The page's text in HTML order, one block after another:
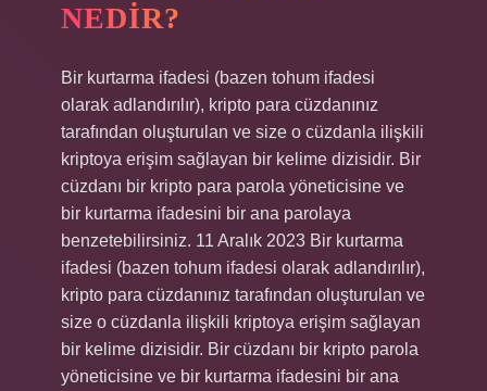
NEDIR?
Bir kurtarma ifadesi (bazen tohum ifadesi
olarak adlandırılır), kripto para cüzdanınız
tarafından oluşturulan ve size o cüzdanla ilişkili
kriptoya erişim sağlayan bir kelime dizisidir. Bir
cüzdanı bir kripto para parola yöneticisine ve
bir kurtarma ifadesini bir ana parolaya
benzetebilirsiniz. 11 Aralık 2023 Bir kurtarma
ifadesi (bazen tohum ifadesi olarak adlandırılır),
kripto para cüzdanınız tarafından oluşturulan ve
size o cüzdanla ilişkili kriptoya erişim sağlayan
bir kelime dizisidir. Bir cüzdanı bir kripto parola
yöneticisine ve bir kurtarma ifadesini bir ana